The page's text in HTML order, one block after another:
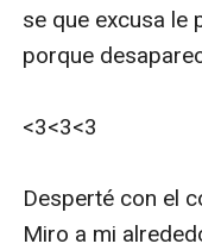
se que excusa le
porque
<3<3<3
Desperté con el
Miro a mi